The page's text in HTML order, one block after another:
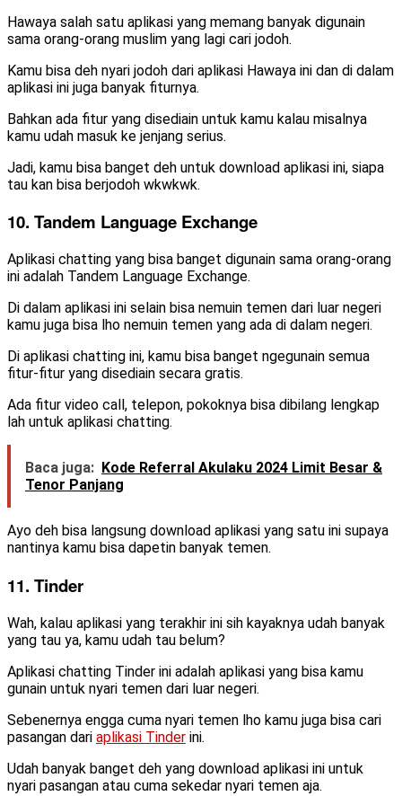
Hawaya salah satu aplikasi yang memang banyak digunain
sama orang-orang muslim yang lagi cari jodoh.
Kamu bisa deh nyari jodoh dari aplikasi Hawaya ini dan di dalam
aplikasi ini juga banyak fiturnya.
Bahkan ada fitur yang disediain untuk kamu kalau misalnya
kamu udah masuk ke jenjang serius.
Jadi, kamu bisa banget deh untuk download aplikasi ini, siapa
tau kan bisa berjodoh wkwkwk.
10. Tandem Language Exchange
Aplikasi chatting yang bisa banget digunain sama orang-orang
ini adalah Tandem Language Exchange.
Di dalam aplikasi ini selain bisa nemuin temen dari luar negeri
kamu juga bisa lho nemuin temen yang ada di dalam negeri.
Di aplikasi chatting ini, kamu bisa banget ngegunain semua
fitur-fitur yang disediain secara gratis.
Ada fitur video call, telepon, pokoknya bisa dibilang lengkap
lah untuk aplikasi chatting.
Baca juga: Kode Referral Akulaku 2024 Limit Besar &
Tenor Panjang
Ayo deh bisa langsung download aplikasi yang satu ini supaya
nantinya kamu bisa dapetin banyak temen.
11. Tinder
Wah, kalau aplikasi yang terakhir ini sih kayaknya udah banyak
yang tau ya, kamu udah tau belum?
Aplikasi chatting Tinder ini adalah aplikasi yang bisa kamu
gunain untuk nyari temen dari luar negeri.
Sebenernya engga cuma nyari temen lho kamu juga bisa cari
pasangan dari aplikasi Tinder ini.
Udah banyak banget deh yang download aplikasi ini untuk
nyari pasangan atau cuma sekedar nyari temen aja.